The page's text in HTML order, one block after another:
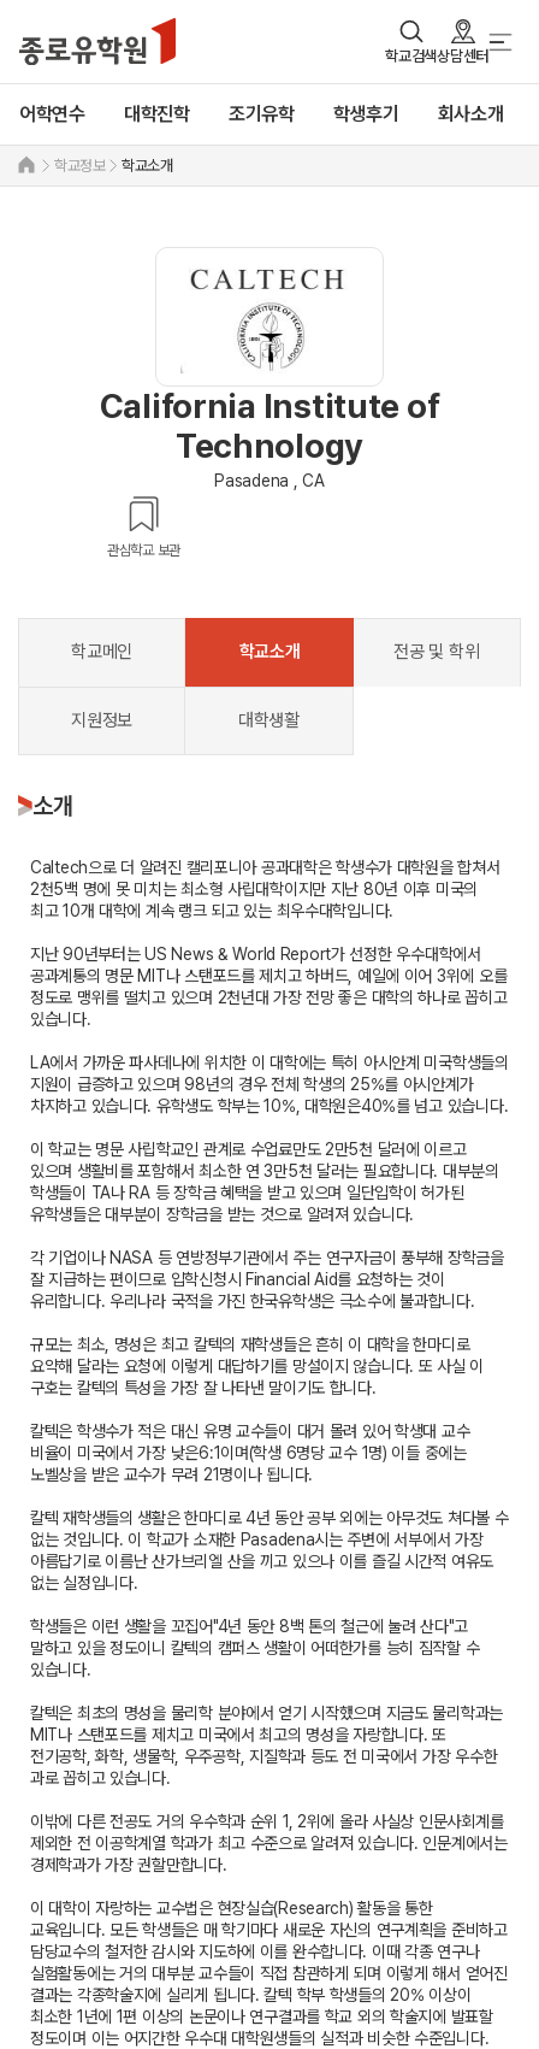
학교검색상담센터
어학연수 대학진학 조기유학 학생후기 회사소개
학교정보 학교소개
California Institute of
Technology
Pasadena , CA
관심학교 보관
학교메인 학교소개 전공 및 학위
지원정보 대학생활
소개
Caltech으로 더 알려진 캘리포니아 공과대학은 학생수가 대학원을 합쳐서
2천5백 명에 못 미치는 최소형 사립대학이지만 지난 80년 이후 미국의
최고 10개 대학에 계속 랭크 되고 있는 최우수대학입니다.
지난 90년부터는 US News & World Report가 선정한 우수대학에서
공과계통의 명문 MIT나 스탠포드를 제치고 하버드, 예일에 이어 3위에 오를
정도로 맹위를 떨치고 있으며 2천년대 가장 전망 좋은 대학의 하나로 꼽히고
있습니다.
LA에서 가까운 파사데나에 위치한 이 대학에는 특히 아시안계 미국학생들의
지원이 급증하고 있으며 98년의 경우 전체 학생의 25%를 아시안계가
차지하고 있습니다. 유학생도 학부는 10%, 대학원은40%를 넘고 있습니다.
이 학교는 명문 사립학교인 관계로 수업료만도 2만5천 달러에 이르고
있으며 생활비를 포함해서 최소한 연 3만5천 달러는 필요합니다. 대부분의
학생들이 TA나 RA 등 장학금 혜택을 받고 있으며 일단입학이 허가된
유학생들은 대부분이 장학금을 받는 것으로 알려져 있습니다.
각 기업이나 NASA 등 연방정부기관에서 주는 연구자금이 풍부해 장학금을
잘 지급하는 편이므로 입학신청시 Financial Aid를 요청하는 것이
유리합니다. 우리나라 국적을 가진 한국유학생은 극소수에 불과합니다.
규모는 최소, 명성은 최고 칼텍의 재학생들은 흔히 이 대학을 한마디로
요약해 달라는 요청에 이렇게 대답하기를 망설이지 않습니다. 또 사실 이
구호는 칼텍의 특성을 가장 잘 나타낸 말이기도 합니다.
칼텍은 학생수가 적은 대신 유명 교수들이 대거 몰려 있어 학생대 교수
비율이 미국에서 가장 낮은6:1이며(학생 6명당 교수 1명) 이들 중에는
노벨상을 받은 교수가 무려 21명이나 됩니다.
칼텍 재학생들의 생활은 한마디로 4년 동안 공부 외에는 아무것도 쳐다볼 수
없는 것입니다. 이 학교가 소재한 Pasadena시는 주변에 서부에서 가장
아름답기로 이름난 산가브리엘 산을 끼고 있으나 이를 즐길 시간적 여유도
없는 실정입니다.
학생들은 이런 생활을 꼬집어"4년 동안 8백 톤의 철근에 눌려 산다"고
말하고 있을 정도이니 칼텍의 캠퍼스 생활이 어떠한가를 능히 짐작할 수
있습니다.
칼텍은 최초의 명성을 물리학 분야에서 얻기 시작했으며 지금도 물리학과는
MIT나 스탠포드를 제치고 미국에서 최고의 명성을 자랑합니다. 또
전기공학, 화학, 생물학, 우주공학, 지질학과 등도 전 미국에서 가장 우수한
과로 꼽히고 있습니다.
이밖에 다른 전공도 거의 우수학과 순위 1, 2위에 올라 사실상 인문사회계를
제외한 전 이공학계열 학과가 최고 수준으로 알려져 있습니다. 인문계에서는
경제학과가 가장 권할만합니다.
이 대학이 자랑하는 교수법은 현장실습(Research) 활동을 통한
교육입니다. 모든 학생들은 매 학기마다 새로운 자신의 연구계획을 준비하고
담당교수의 철저한 감시와 지도하에 이를 완수합니다. 이때 각종 연구나
실험활동에는 거의 대부분 교수들이 직접 참관하게 되며 이렇게 해서 얻어진
결과는 각종학술지에 실리게 됩니다. 칼텍 학부 학생들의 20% 이상이
최소한 1년에 1편 이상의 논문이나 연구결과를 학교 외의 학술지에 발표할
정도이며 이는 어지간한 우수대 대학원생들의 실적과 비슷한 수준입니다.